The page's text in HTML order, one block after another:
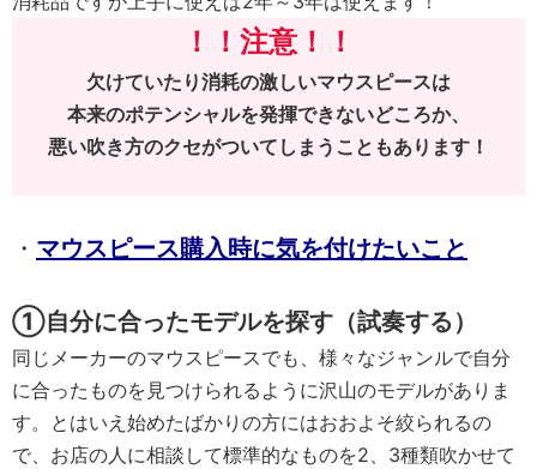
！！注意！！
欠けていたり消耗の激しいマウスピースは
本来のポテンシャルを発揮できないどころか、
悪い吹き方のクセがついてしまうこともあります！
・ マウスピース購入時に気を付けたいこと
①自分に合ったモデルを探す（試奏する）
同じメーカーのマウスピースでも、様々なジャンルで自分
に合ったものを見つけられるように沢山のモデルがありま
す。とはいえ始めたばかりの方にはおおよそ絞られるの
で、お店の人に相談して標準的なものを2、3種類吹かせて